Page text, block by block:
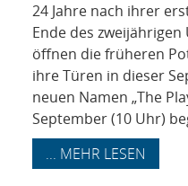
24 Jahre nach ihrer
Ende des
öffnen die früheren
ihre Türen in dieser
neuen Namen „The
September (10 Uhr)
... MEHR LESEN